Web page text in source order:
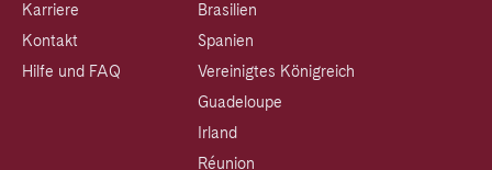
Karriere
Kontakt
Hilfe und FAQ
Brasilien
Spanien
Vereinigtes Königreich
Guadeloupe
Irland
Réunion